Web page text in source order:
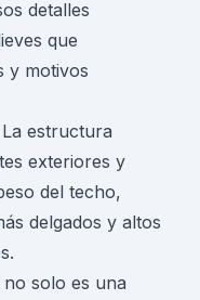
detalles
que
y motivos
La estructura
exteriores y
del techo,
delgados y altos
solo es una